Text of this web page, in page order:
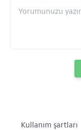
Kullanım şartları